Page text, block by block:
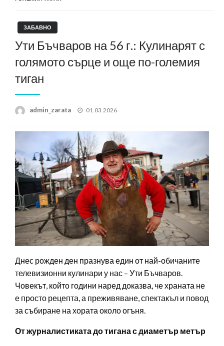
ЗАБАВНО
Ути Бъчваров на 56 г.: Кулинарят с
голямото сърце и още по-големия
тиган
admin_zarata
Posted
01.03.2026
Днес рожден ден празнува един от най-обичаните
телевизионни кулинари у нас – Ути Бъчваров.
Човекът, който години наред доказва, че храната не
е просто рецепта, а преживяване, спектакъл и повод
за събиране на хората около огъня.
От журналистиката до тигана с диаметър метър